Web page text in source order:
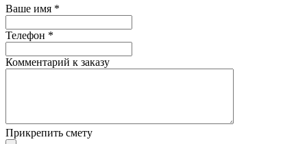
Ваше имя *
Телефон *
Комментарий к заказу
Прикрепить смету